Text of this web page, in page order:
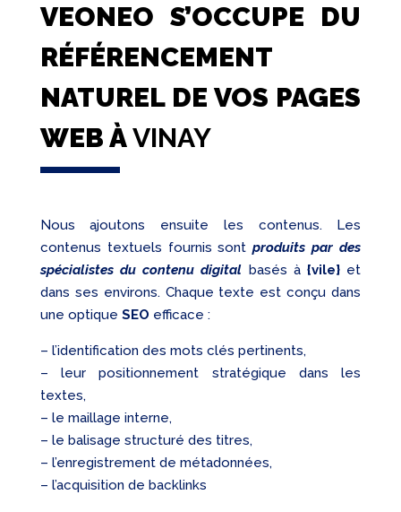
VEONEO S’OCCUPE DU
RÉFÉRENCEMENT
NATUREL DE VOS PAGES
WEB ÀVINAY
Nous ajoutons ensuite les contenus. Les
contenus textuels fournis sontproduits par des
spécialistes du contenu digital basés à{vile} et
dans ses environs. Chaque texte est conçu dans
une optique SEO efficace :
– l’identification des mots clés pertinents,
– leur positionnement stratégique dans les
textes,
– le maillage interne,
– le balisage structuré des titres,
– l’enregistrement de métadonnées,
– l’acquisition de backlinks